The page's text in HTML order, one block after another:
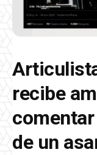
recibe
de un